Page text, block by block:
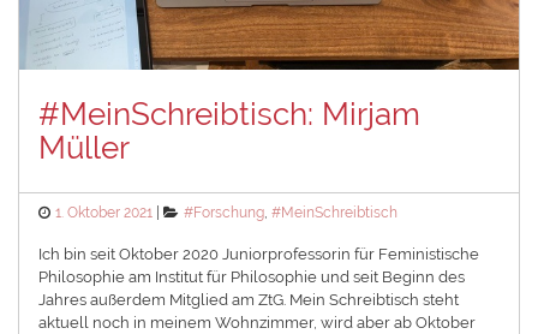
#MeinSchreibtisch: Mirjam
Müller
Posted
1. Oktober 2021 Categories
#Forschung ,#MeinSchreibtisch
Ich bin seit Oktober 2020 Juniorprofessorin für Feministische
Philosophie am Institut für Philosophie und seit Beginn des
Jahres außerdem Mitglied am ZtG. Mein Schreibtisch steht
aktuell noch in meinem Wohnzimmer, wird aber ab Oktober